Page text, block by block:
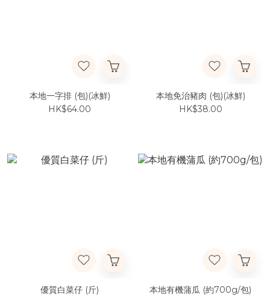
本地一字排 (包)(冰鮮)
HK$64.00
本地免治豬肉 (包)(冰鮮)
HK$38.00
優質白菜仔 (斤)
本地有機蒲瓜 (約700g/包)